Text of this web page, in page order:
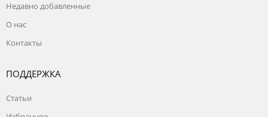
Недавно добавленные
О нас
Контакты
ПОДДЕРЖКА
Статьи